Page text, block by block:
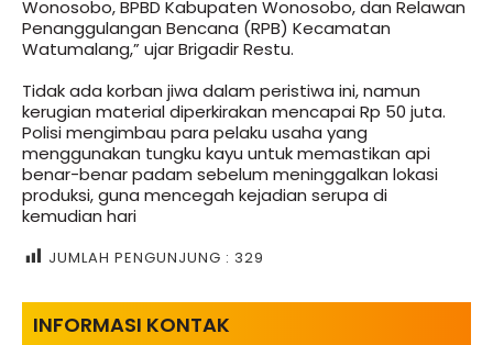
Wonosobo, BPBD Kabupaten Wonosobo, dan Relawan
Penanggulangan Bencana (RPB) Kecamatan
Watumalang,” ujar Brigadir Restu.
Tidak ada korban jiwa dalam peristiwa ini, namun
kerugian material diperkirakan mencapai Rp 50 juta.
Polisi mengimbau para pelaku usaha yang
menggunakan tungku kayu untuk memastikan api
benar-benar padam sebelum meninggalkan lokasi
produksi, guna mencegah kejadian serupa di
kemudian hari
JUMLAH PENGUNJUNG : 329
INFORMASI KONTAK